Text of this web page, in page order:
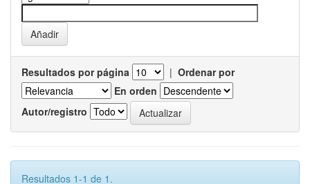
Resultados por página | Ordenar por
En orden
Autor/registro
Resultados 1-1 de 1.